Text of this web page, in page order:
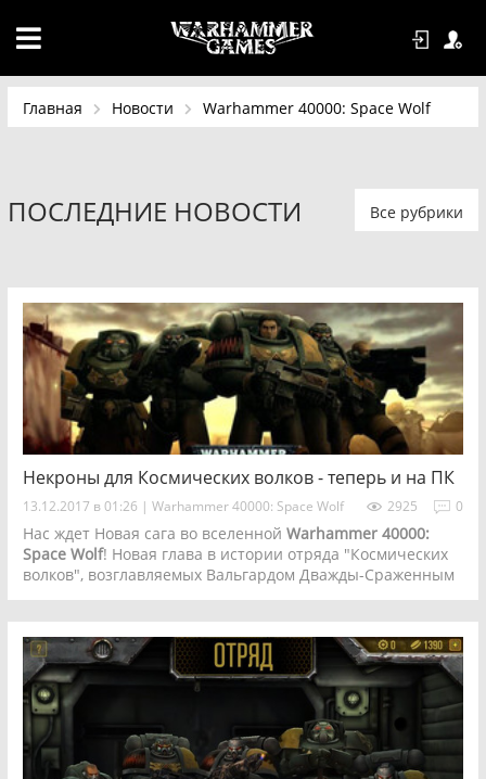
Главная Новости Warhammer 40000: Space Wolf
ПОСЛЕДНИЕ НОВОСТИ Все рубрики
Некроны для Космических волков - теперь и на ПК
13.12.2017 в 01:26 | Warhammer 40000: Space Wolf 0
2925
Нас ждет Новая сага во вселенной Warhammer 40000:
Space Wolf! Новая глава в истории отряда "Космических
волков", возглавляемых Вальгардом Дважды-Сраженным